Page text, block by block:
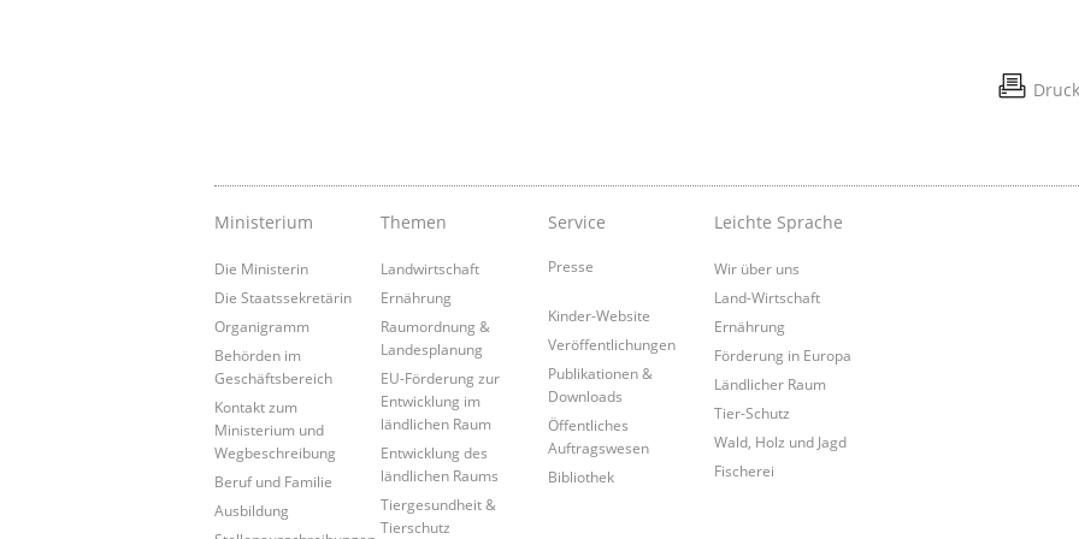
Ministerium
Die Ministerin
Die Staatssekretärin
Organigramm
Behörden im
Geschäftsbereich
Kontakt zum
Ministerium und
Wegbeschreibung
Beruf und Familie
Ausbildung
Themen
Landwirtschaft
Ernährung
Raumordnung &
Landesplanung
EU-Förderung zur
Entwicklung im
ländlichen Raum
Entwicklung des
ländlichen Raums
Tiergesundheit &
Tierschutz
Service
Presse
Kinder-Website
Veröffentlichungen
Publikationen &
Downloads
Öffentliches
Auftragswesen
Bibliothek
Leichte Sprache
Wir über uns
Land-Wirtschaft
Ernährung
Förderung in Europa
Ländlicher Raum
Tier-Schutz
Wald, Holz und Jagd
Fischerei